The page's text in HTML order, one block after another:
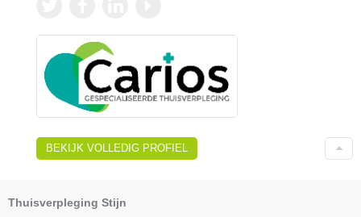
BEKIJK VOLLEDIG PROFIEL
Thuisverpleging Stijn